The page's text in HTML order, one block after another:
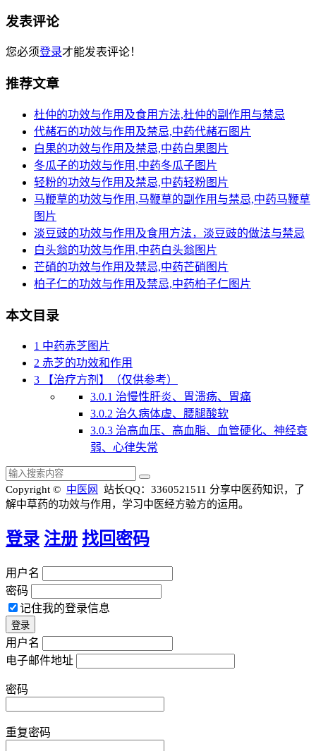
发表评论
您必须登录才能发表评论！
推荐文章
杜仲的功效与作用及食用方法,杜仲的副作用与禁忌
代赭石的功效与作用及禁忌,中药代赭石图片
白果的功效与作用及禁忌,中药白果图片
冬瓜子的功效与作用,中药冬瓜子图片
轻粉的功效与作用及禁忌,中药轻粉图片
马鞭草的功效与作用,马鞭草的副作用与禁忌,中药马鞭草
图片
淡豆豉的功效与作用及食用方法，淡豆豉的做法与禁忌
白头翁的功效与作用,中药白头翁图片
芒硝的功效与作用及禁忌,中药芒硝图片
柏子仁的功效与作用及禁忌,中药柏子仁图片
本文目录
1 中药赤芝图片
2 赤芝的功效和作用
3 【治疗方剂】（仅供参考）
3.0.1 治慢性肝炎、胃溃疡、胃痛
3.0.2 治久病体虚、腰腿酸软
3.0.3 治高血压、高血脂、血管硬化、神经衰
弱、心律失常
Copyright © 中医网 站长QQ：3360521511 分享中医药知识，了
解中草药的功效与作用，学习中医经方验方的运用。
登录 注册 找回密码
用户名
密码
记住我的登录信息
用户名
电子邮件地址
密码
重复密码